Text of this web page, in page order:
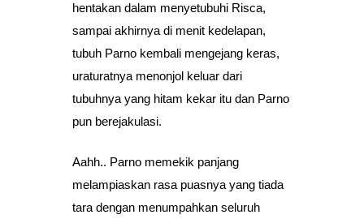
hentakan dalam menyetubuhi Risca,
sampai akhirnya di menit kedelapan,
tubuh Parno kembali mengejang keras,
uraturatnya menonjol keluar dari
tubuhnya yang hitam kekar itu dan Parno
pun berejakulasi.
Aahh.. Parno memekik panjang
melampiaskan rasa puasnya yang tiada
tara dengan menumpahkan seluruh